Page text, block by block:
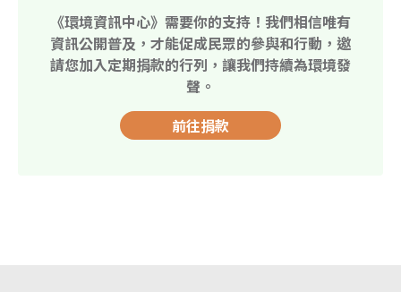
《環境資訊中心》需要你的支持！我們相信唯有
資訊公開普及，才能促成民眾的參與和行動，邀
請您加入定期捐款的行列，讓我們持續為環境發
聲。
前往捐款